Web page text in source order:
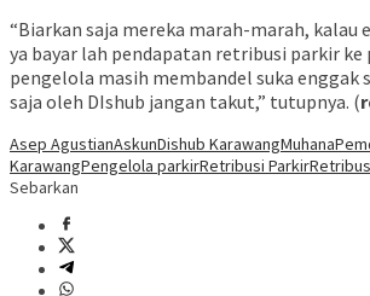
“Biarkan saja mereka marah-marah, kalau
ya bayar lah pendapatan retribusi parkir ke
pengelola masih membandel suka enggak
saja oleh DIshub jangan takut,” tutupnya. (
Asep AgustianAskunDishub KarawangMuhana
KarawangPengelola parkirRetribusi Parkir
Sebarkan